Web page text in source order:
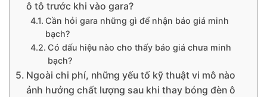
ô tô trước khi vào gara?
Cần hỏi gara những gì để nhận báo giá minh
bạch?
Có dấu hiệu nào cho thấy báo giá chưa minh
bạch?
Ngoài chi phí, những yếu tố kỹ thuật vi mô nào
ảnh hưởng chất lượng sau khi thay bóng đèn ô